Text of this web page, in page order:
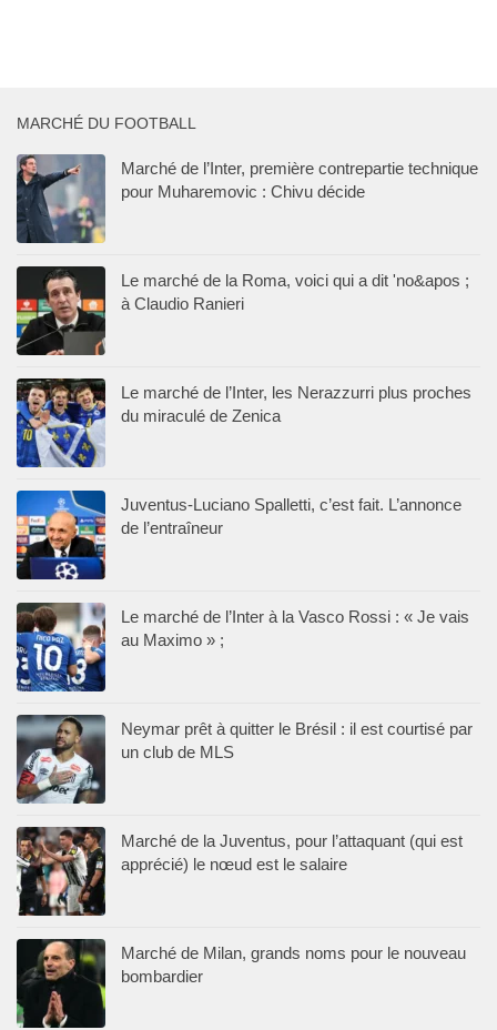
MARCHÉ DU FOOTBALL
Marché de l’Inter, première contrepartie technique
pour Muharemovic : Chivu décide
Le marché de la Roma, voici qui a dit 'no&apos ;
à Claudio Ranieri
Le marché de l’Inter, les Nerazzurri plus proches
du miraculé de Zenica
Juventus-Luciano Spalletti, c’est fait. L’annonce
de l’entraîneur
Le marché de l’Inter à la Vasco Rossi : « Je vais
au Maximo » ;
Neymar prêt à quitter le Brésil : il est courtisé par
un club de MLS
Marché de la Juventus, pour l’attaquant (qui est
apprécié) le nœud est le salaire
Marché de Milan, grands noms pour le nouveau
bombardier